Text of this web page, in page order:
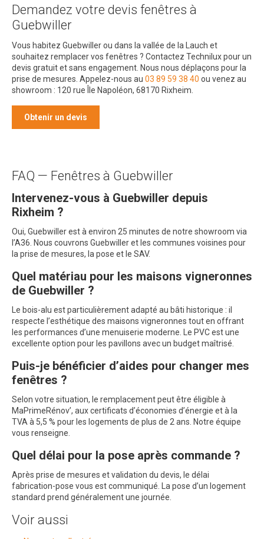
Demandez votre devis fenêtres à
Guebwiller
Vous habitez Guebwiller ou dans la vallée de la Lauch et
souhaitez remplacer vos fenêtres ? Contactez Technilux pour un
devis gratuit et sans engagement. Nous nous déplaçons pour la
prise de mesures. Appelez-nous au 03 89 59 38 40 ou venez au
showroom : 120 rue Île Napoléon, 68170 Rixheim.
Obtenir un devis
FAQ — Fenêtres à Guebwiller
Intervenez-vous à Guebwiller depuis
Rixheim ?
Oui, Guebwiller est à environ 25 minutes de notre showroom via
l’A36. Nous couvrons Guebwiller et les communes voisines pour
la prise de mesures, la pose et le SAV.
Quel matériau pour les maisons vigneronnes
de Guebwiller ?
Le bois-alu est particulièrement adapté au bâti historique : il
respecte l’esthétique des maisons vigneronnes tout en offrant
les performances d’une menuiserie moderne. Le PVC est une
excellente option pour les pavillons avec un budget maîtrisé.
Puis-je bénéficier d’aides pour changer mes
fenêtres ?
Selon votre situation, le remplacement peut être éligible à
MaPrimeRénov’, aux certificats d’économies d’énergie et à la
TVA à 5,5 % pour les logements de plus de 2 ans. Notre équipe
vous renseigne.
Quel délai pour la pose après commande ?
Après prise de mesures et validation du devis, le délai
fabrication-pose vous est communiqué. La pose d’un logement
standard prend généralement une journée.
Voir aussi